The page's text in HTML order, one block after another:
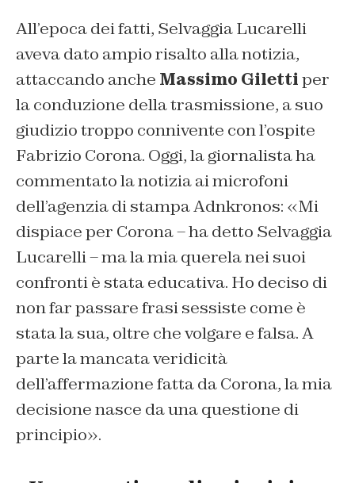
All’epoca dei fatti, Selvaggia Lucarelli
aveva dato ampio risalto alla notizia,
attaccando anche Massimo Gilettiper
la conduzione della trasmissione, a suo
giudizio troppo connivente con l’ospite
Fabrizio Corona. Oggi, la giornalista ha
commentato la notizia ai microfoni
dell’agenzia di stampa Adnkronos: «Mi
dispiace per Corona – ha detto Selvaggia
Lucarelli – ma la mia querela nei suoi
confronti è stata educativa. Ho deciso di
non far passare frasi sessiste come è
stata la sua, oltre che volgare e falsa. A
parte la mancata veridicità
dell’affermazione fatta da Corona, la mia
decisione nasce da una questione di
principio».